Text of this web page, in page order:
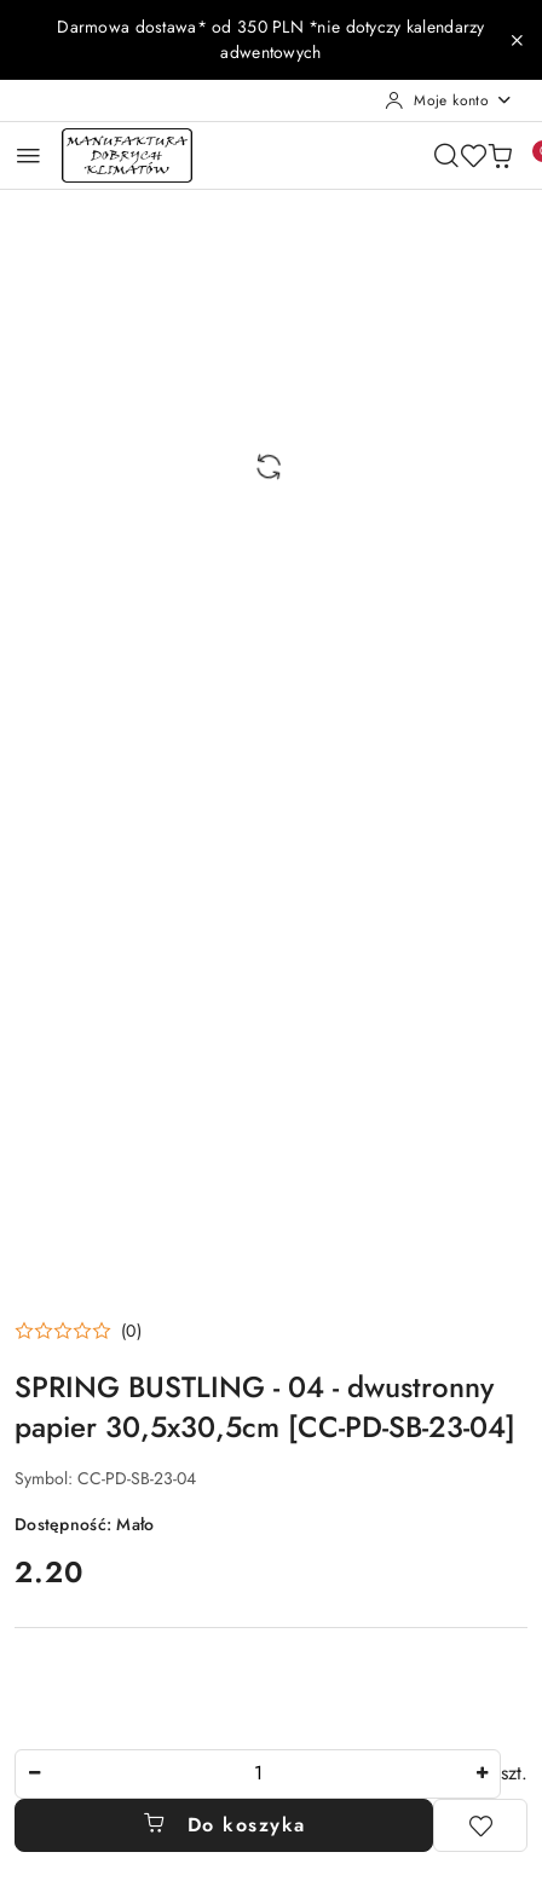
Przejdź do treści głównej
Przejdź do wyszukiwarki
Przejdź do moje konto
Przejdź do menu głównego
Przejdź do opisu produktu
Przejdź do stopki
Darmowa dostawa* od 350 PLN *nie dotyczy kalendarzy
adwentowych
Moje konto
(0)
SPRING BUSTLING - 04 - dwustronny
papier 30,5x30,5cm [CC-PD-SB-23-04]
Symbol: CC-PD-SB-23-04
Dostępność:Mało
cena:
2.20
szt.
Do koszyka